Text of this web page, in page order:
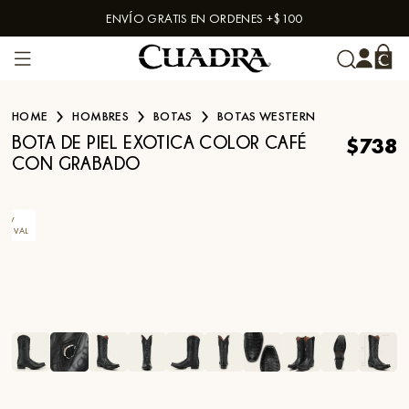
Skip to contentENVÍO GRATIS EN ORDENES +$100
HOME HOMBRES BOTAS BOTAS WESTERN
BOTA DE PIEL EXOTICA COLOR CAFÉ
CON GRABADO
$738